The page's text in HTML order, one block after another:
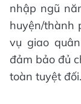
nhập ngũ
huyện/thành
vụ giao
đảm bảo đủ
toàn tuyệt đối.